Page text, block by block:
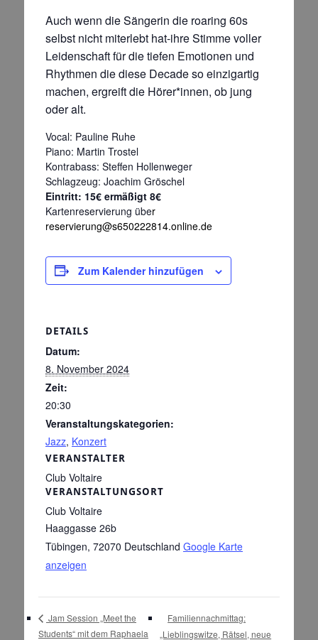
Auch wenn die Sängerin die roaring 60s
selbst nicht miterlebt hat-ihre Stimme voller
Leidenschaft für die tiefen Emotionen und
Rhythmen die diese Decade so einzigartig
machen, ergreift die Hörer*innen, ob jung
oder alt.
Vocal: Pauline Ruhe
Piano: Martin Trostel
Kontrabass: Steffen Hollenweger
Schlagzeug: Joachim Gröschel
Eintritt: 15€ ermäßigt 8€
Kartenreservierung über
reservierung@s650222814.online.de
Zum Kalender hinzufügen
DETAILS
Datum:
8. November 2024
Zeit:
20:30
Veranstaltungskategorien:
Jazz, Konzert
VERANSTALTUNGSORT
Club Voltaire
Haaggasse 26b
Tübingen, 72070 Deutschland Google Karte
anzeigen
VERANSTALTER
Club Voltaire
Jam Session „Meet the
Students“ mit dem Raphaela
Familiennachmittag:
„Lieblingswitze, Rätsel, neue